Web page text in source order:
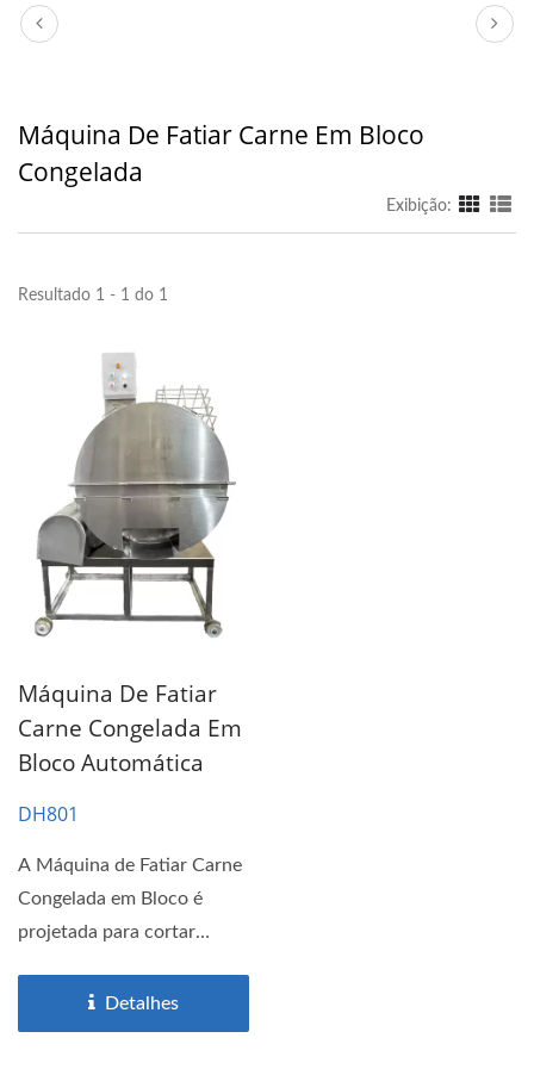
Máquina De Fatiar Carne Em Bloco
Congelada
Exibição:
Resultado 1 - 1 do 1
Máquina De Fatiar
Carne Congelada Em
Bloco Automática
DH801
A Máquina de Fatiar Carne
Congelada em Bloco é
projetada para cortar
congelada...Detalhes